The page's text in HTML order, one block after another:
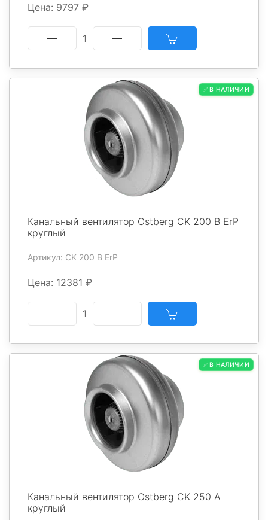
Цена: 9797 ₽
1
✅ В НАЛИЧИИ
Канальный вентилятор Ostberg CK 200 B ErP
круглый
Артикул: CK 200 B ErP
Цена: 12381 ₽
1
✅ В НАЛИЧИИ
Канальный вентилятор Ostberg CK 250 A
круглый